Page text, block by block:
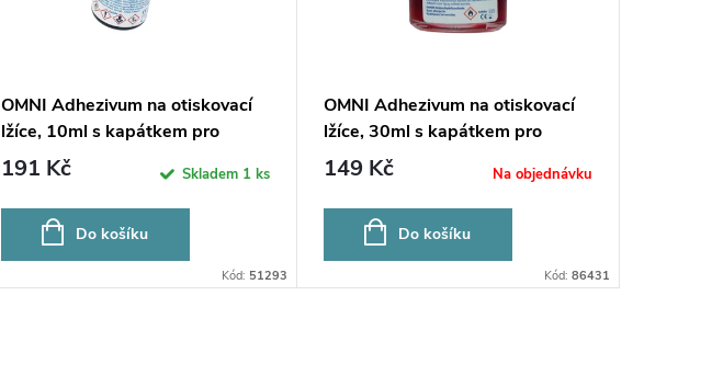
OMNI Adhezivum na otiskovací
lžíce, 10ml s kapátkem pro
silikony
191 Kč Skladem 1 ks
Do košíku
Kód: 51293
OMNI Adhezivum na otiskovací
lžíce, 30ml s kapátkem pro
algináty
149 Kč Na objednávku
Do košíku
Kód: 86431